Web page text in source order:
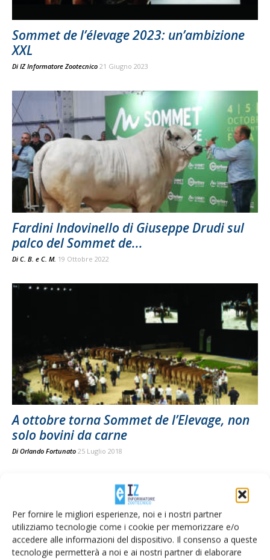
Per fornire le migliori esperienze, noi e i nostri partner
utilizziamo tecnologie come i cookie per memorizzare e/o
accedere alle informazioni del dispositivo. Il consenso a queste
tecnologie permetterà a noi e ai nostri partner di elaborare
Sommet de l’élevage 2023: un’ambizione
XXL
Di IZ Informatore Zootecnico 21 Giugno 2023
Fardini Indovinello di Giuseppe Drudi sul
palco del Sommet de...
Di C. B. e C. M. 19 Ottobre 2022
A ottobre torna Sommet de l’Elevage, non
solo bovini da carne
Di Orlando Fortunato 25 Luglio 2018